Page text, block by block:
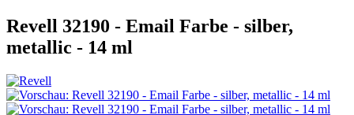
Revell 32190 - Email Farbe - silber,
metallic - 14 ml